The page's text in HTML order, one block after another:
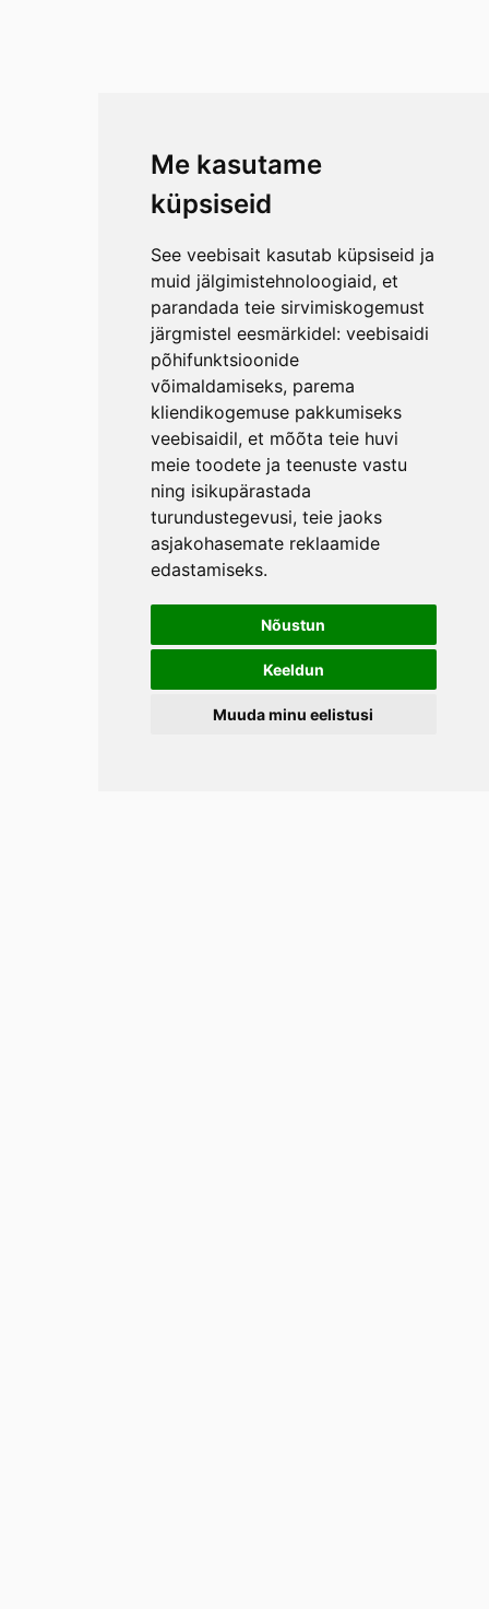
Me kasutame
küpsiseid
See veebisait kasutab küpsiseid ja
muid jälgimistehnoloogiaid, et
parandada teie sirvimiskogemust
järgmistel eesmärkidel: veebisaidi
põhifunktsioonide
võimaldamiseks, parema
kliendikogemuse pakkumiseks
veebisaidil, et mõõta teie huvi
meie toodete ja teenuste vastu
ning isikupärastada
turundustegevusi, teie jaoks
asjakohasemate reklaamide
edastamiseks.
Nõustun
Keeldun
Muuda minu eelistusi